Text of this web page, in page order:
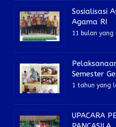
Sosialisasi
Agama RI
11 bulan yang
Semester
1 tahun yang
UPACARA